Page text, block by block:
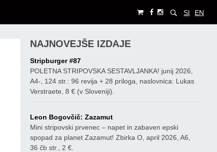
SI EN
NAJNOVEJŠE IZDAJE
Stripburger #87
POLETNA STRIPOVSKA SESTAVLJANKA! junij 2026,
A4-, 124 str.: 96 revija + 28 priloga, naslovnica: Lukas
Verstraete, 8 € (v Sloveniji).
Leon Bogovčič: Zazamut
Mini stripovski prvenec – napet in zabaven epski
spopad za planet Zazamut! Zbirka O, april 2026, A6,
36 čb str., 2 €.